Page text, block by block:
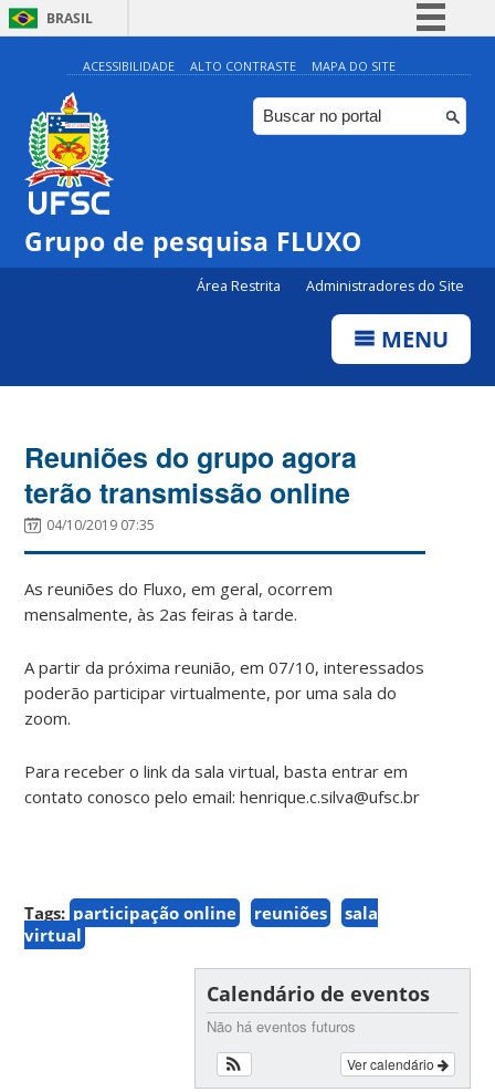
BRASIL
Simplifique!
Comunica BR
Participe
Canais
ACESSIBILIDADE ALTO CONTRASTE MAPA DO SITE
Grupo de pesquisa FLUXO
Área Restrita Administradores do Site
MENU
Reuniões do grupo agora
terão transmissão online
04/10/2019 07:35
As reuniões do Fluxo, em geral, ocorrem
mensalmente, às 2as feiras à tarde.
A partir da próxima reunião, em 07/10, interessados
poderão participar virtualmente, por uma sala do
zoom.
Para receber o link da sala virtual, basta entrar em
contato conosco pelo email: henrique.c.silva@ufsc.br
Tags: participação online reuniões
sala
virtual
Calendário de eventos
Não há eventos futuros
Ver calendário